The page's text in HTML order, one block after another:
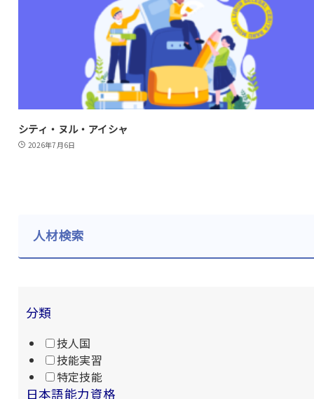
シティ・ヌル・アイシャ
2026年7月6日
人材検索
分類
技人国
技能実習
特定技能
日本語能力資格